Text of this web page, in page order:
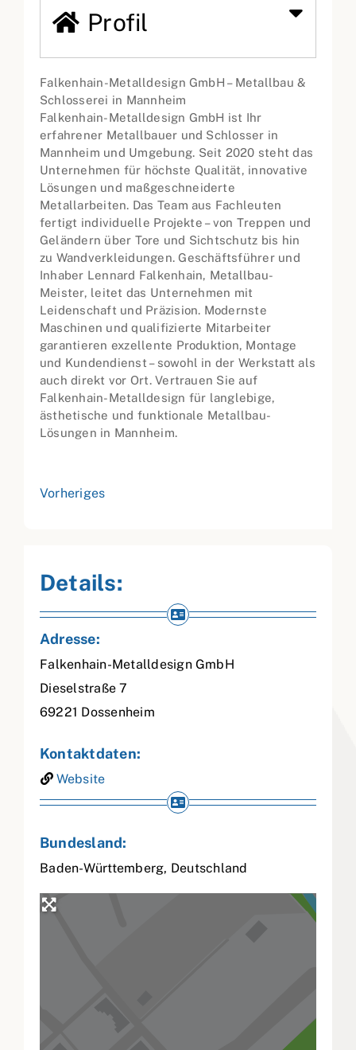
Profil
Falkenhain-Metalldesign GmbH – Metallbau &
Schlosserei in Mannheim
Falkenhain-Metalldesign GmbH ist Ihr
erfahrener Metallbauer und Schlosser in
Mannheim und Umgebung. Seit 2020 steht das
Unternehmen für höchste Qualität, innovative
Lösungen und maßgeschneiderte
Metallarbeiten. Das Team aus Fachleuten
fertigt individuelle Projekte – von Treppen und
Geländern über Tore und Sichtschutz bis hin
zu Wandverkleidungen. Geschäftsführer und
Inhaber Lennard Falkenhain, Metallbau-
Meister, leitet das Unternehmen mit
Leidenschaft und Präzision. Modernste
Maschinen und qualifizierte Mitarbeiter
garantieren exzellente Produktion, Montage
und Kundendienst – sowohl in der Werkstatt als
auch direkt vor Ort. Vertrauen Sie auf
Falkenhain-Metalldesign für langlebige,
ästhetische und funktionale Metallbau-
Lösungen in Mannheim.
Vorheriges
Details:
Adresse:
Falkenhain-Metalldesign GmbH
Dieselstraße 7
69221 Dossenheim
Kontaktdaten:
Website
Bundesland:
Baden-Württemberg, Deutschland